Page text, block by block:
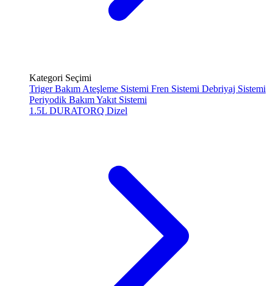
Kategori Seçimi
Triger Bakım Ateşleme Sistemi Fren Sistemi Debriyaj Sistemi
Periyodik BakımYakıt Sistemi
1.5L DURATORQ Dizel